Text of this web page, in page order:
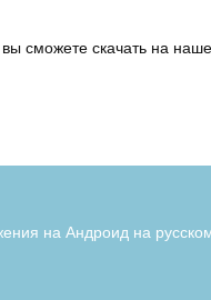
сможете скачать на
на Андроид на